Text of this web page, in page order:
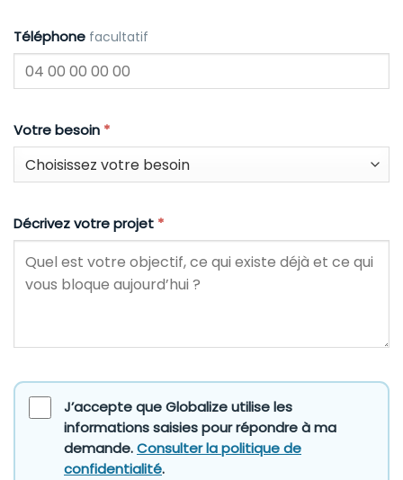
Téléphone facultatif
Votre besoin *
Décrivez votre projet *
J’accepte que Globalize utilise les
informations saisies pour répondre à ma
demande.Consulter la politique de
confidentialité.